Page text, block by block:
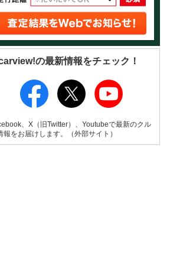
の最新情報をチェック！
、X（旧Twitter）、Youtubeで最新のクル
報をお届けします。（外部サイト）